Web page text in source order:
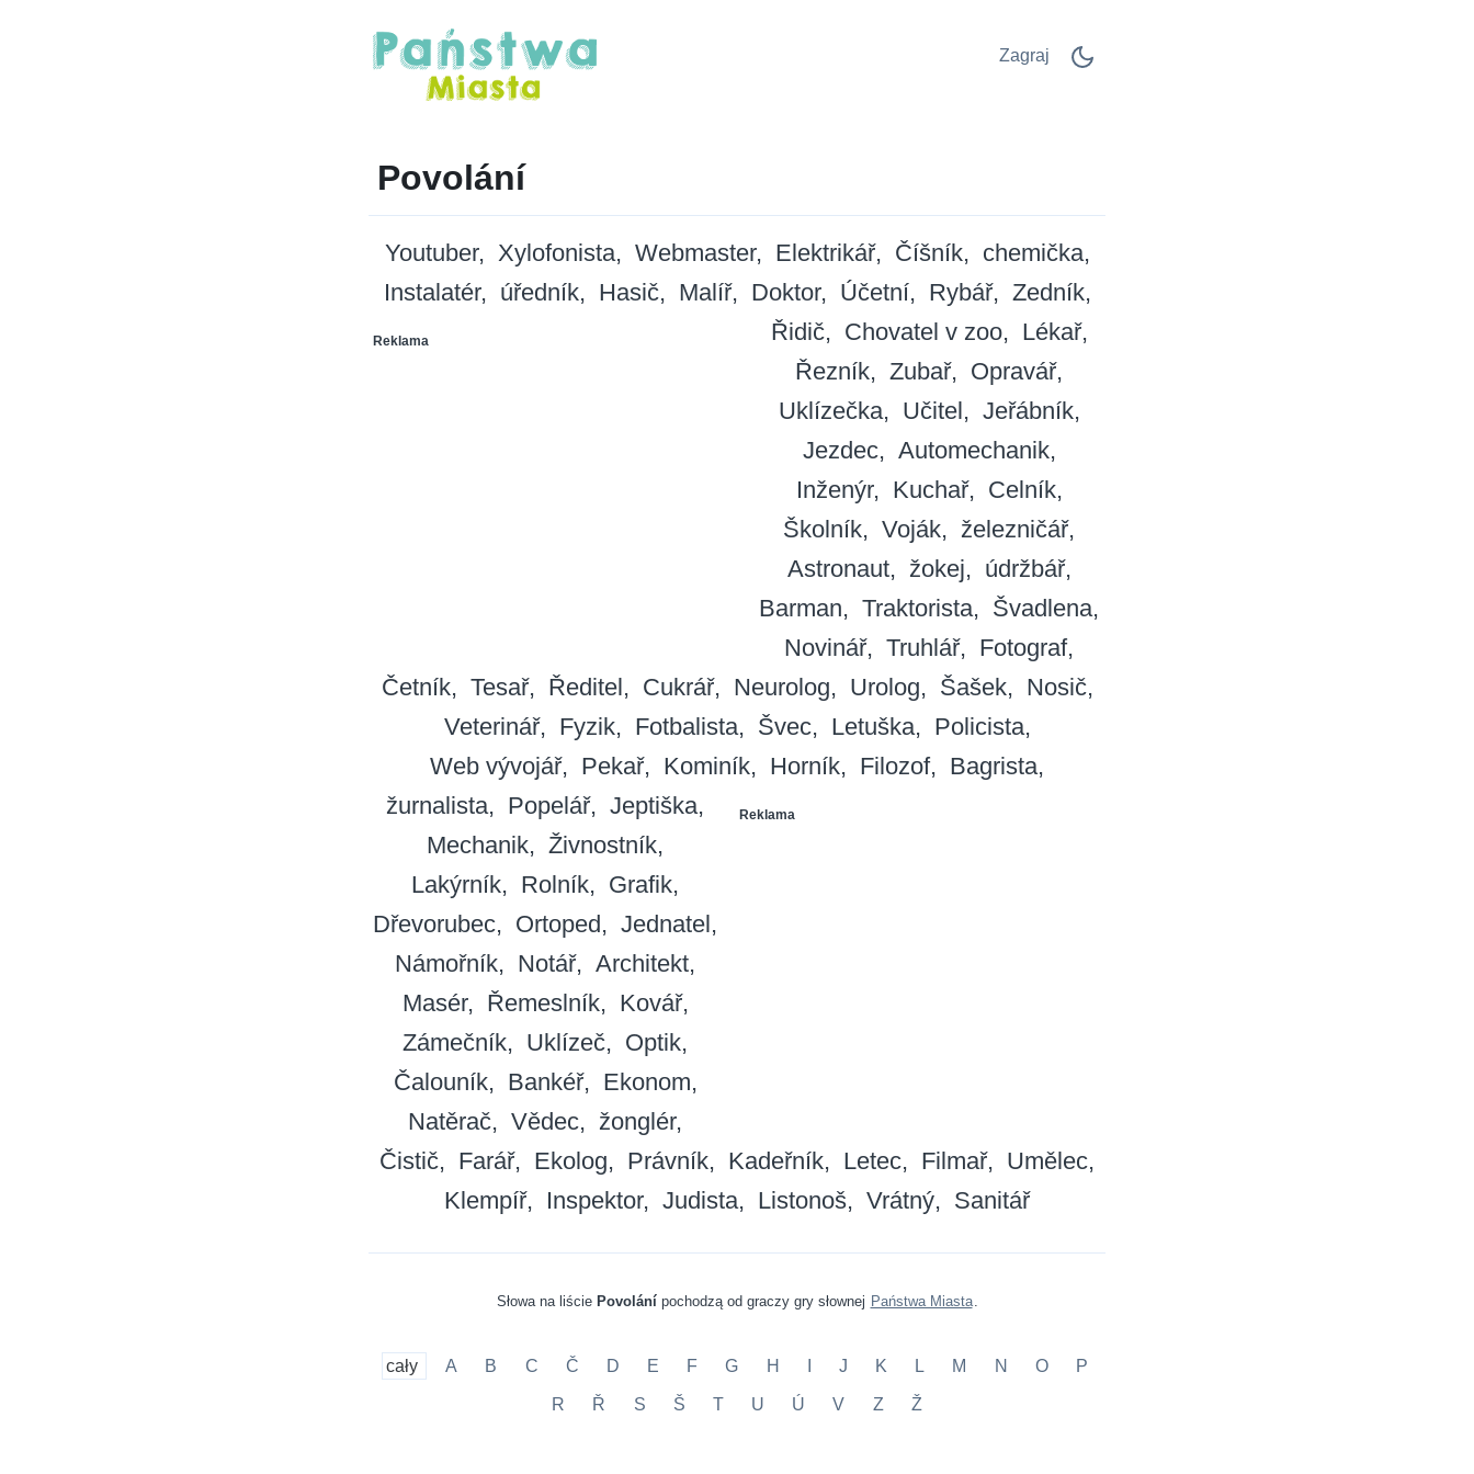
Zagraj
Povolání
Youtuber Xylofonista Webmaster Elektrikář Číšník
chemička
Instalatér
úředník Hasič Malíř Doktor Účetní Rybář
Zedník
Řidič
Reklama Chovatel v zoo
Lékař
Řezník
Zubař
Opravář
Uklízečka
Učitel
Jeřábník
Jezdec
Automechanik
Inženýr
Kuchař
Celník
Školník
Voják
železničář
Astronaut
žokej
údržbář
Barman
Traktorista
Švadlena
Novinář
Truhlář
Fotograf
Četník
Tesař Ředitel Cukrář Neurolog Urolog Šašek
Nosič
Veterinář
Fyzik Fotbalista Švec Letuška
Policista
Web vývojář
Pekař Kominík Horník Filozof Bagrista
Reklama
žurnalista Popelář
Jeptiška
Mechanik
Živnostník
Lakýrník
Rolník
Grafik
Dřevorubec
Ortoped
Jednatel
Námořník
Notář
Architekt
Masér
Řemeslník
Kovář
Zámečník
Uklízeč
Optik
Čalouník
Bankéř
Ekonom
Natěrač
Vědec
žonglér
Čistič
Farář Ekolog Právník Kadeřník Letec Filmař
Umělec
Klempíř
Inspektor Judista Listonoš Vrátný Sanitář
Słowa na liście Povolánípochodzą od graczy gry słownej Państwa Miasta.
cały A B C Č D E F G H J K L M N O P
R Ř S Š T U Ú V Z Ž